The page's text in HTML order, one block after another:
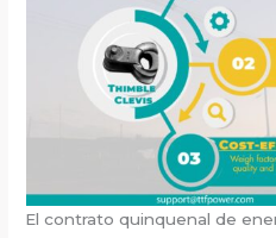
El contrato quinquenal de